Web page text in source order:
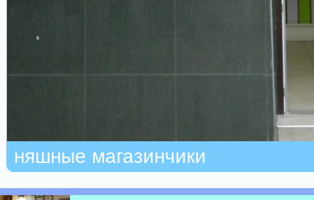
няшные магазинчики